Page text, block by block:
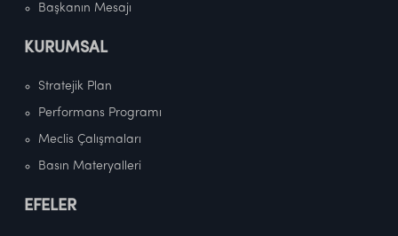
Başkanın Mesajı
KURUMSAL
Stratejik Plan
Performans Programı
Meclis Çalışmaları
Basın Materyalleri
EFELER